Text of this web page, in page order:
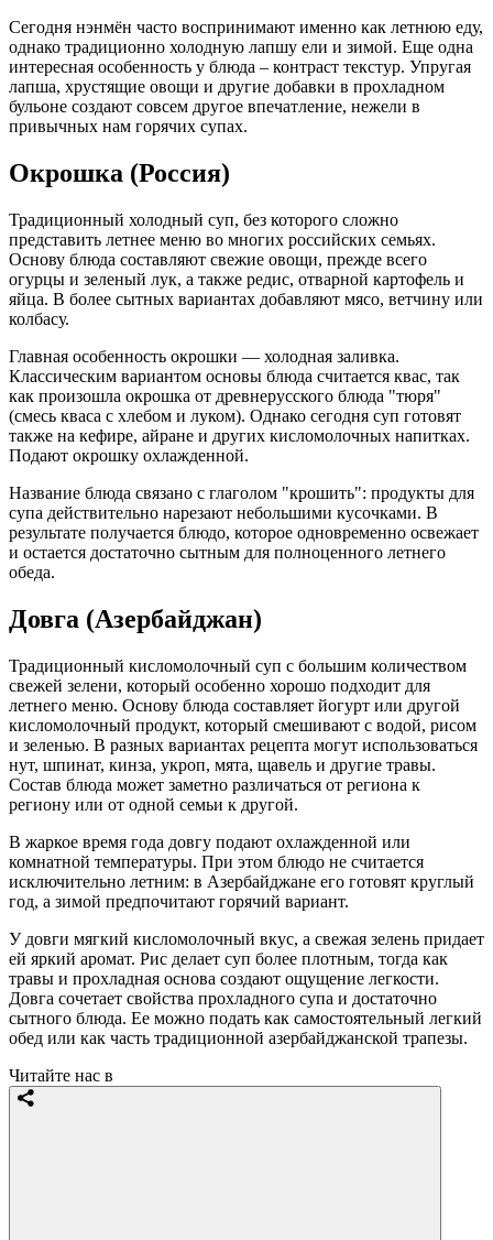
Сегодня нэнмён часто воспринимают именно как летнюю еду,
однако традиционно холодную лапшу ели и зимой. Еще одна
интересная особенность у блюда – контраст текстур. Упругая
лапша, хрустящие овощи и другие добавки в прохладном
бульоне создают совсем другое впечатление, нежели в
привычных нам горячих супах.
Окрошка (Россия)
Традиционный холодный суп, без которого сложно
представить летнее меню во многих российских семьях.
Основу блюда составляют свежие овощи, прежде всего
огурцы и зеленый лук, а также редис, отварной картофель и
яйца. В более сытных вариантах добавляют мясо, ветчину или
колбасу.
Главная особенность окрошки — холодная заливка.
Классическим вариантом основы блюда считается квас, так
как произошла окрошка от древнерусского блюда "тюря"
(смесь кваса с хлебом и луком). Однако сегодня суп готовят
также на кефире, айране и других кисломолочных напитках.
Подают окрошку охлажденной.
Название блюда связано с глаголом "крошить": продукты для
супа действительно нарезают небольшими кусочками. В
результате получается блюдо, которое одновременно освежает
и остается достаточно сытным для полноценного летнего
обеда.
Довга (Азербайджан)
Традиционный кисломолочный суп с большим количеством
свежей зелени, который особенно хорошо подходит для
летнего меню. Основу блюда составляет йогурт или другой
кисломолочный продукт, который смешивают с водой, рисом
и зеленью. В разных вариантах рецепта могут использоваться
нут, шпинат, кинза, укроп, мята, щавель и другие травы.
Состав блюда может заметно различаться от региона к
региону или от одной семьи к другой.
В жаркое время года довгу подают охлажденной или
комнатной температуры. При этом блюдо не считается
исключительно летним: в Азербайджане его готовят круглый
год, а зимой предпочитают горячий вариант.
У довги мягкий кисломолочный вкус, а свежая зелень придает
ей яркий аромат. Рис делает суп более плотным, тогда как
травы и прохладная основа создают ощущение легкости.
Довга сочетает свойства прохладного супа и достаточно
сытного блюда. Ее можно подать как самостоятельный легкий
обед или как часть традиционной азербайджанской трапезы.
Читайте нас в